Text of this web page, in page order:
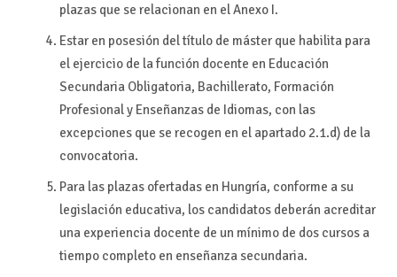
plazas que se relacionan en el Anexo I.
Estar en posesión del título de máster que habilita para
el ejercicio de la función docente en Educación
Secundaria Obligatoria, Bachillerato, Formación
Profesional y Enseñanzas de Idiomas, con las
excepciones que se recogen en el apartado 2.1.d) de la
convocatoria.
Para las plazas ofertadas en Hungría, conforme a su
legislación educativa, los candidatos deberán acreditar
una experiencia docente de un mínimo de dos cursos a
tiempo completo en enseñanza secundaria.